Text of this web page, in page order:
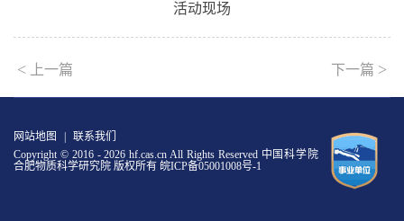
活动现场
< 上一篇 下一篇 >
网站地图
联系我们
Copyright © 2016 -2026 hf.cas.cn All Rights Reserved 中国科学院
合肥物质科学研究院 版权所有 皖ICP备05001008号-1